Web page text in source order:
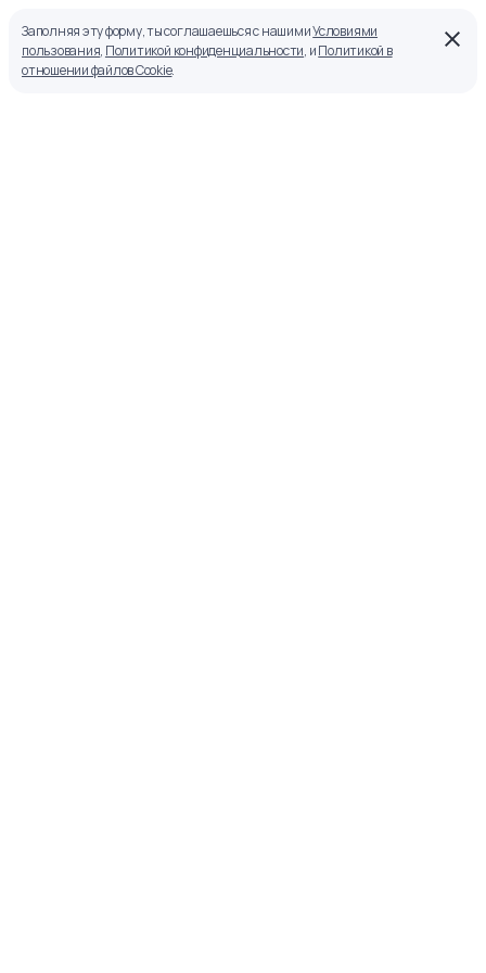
Заполняя эту форму, ты соглашаешься с нашимиУсловиями
пользования, Политикой конфиденциальности, иПолитикой в
отношении файлов Cookie.